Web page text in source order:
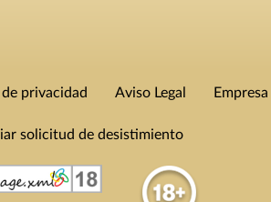
privacidad Aviso Legal Empresa
solicitud de desistimiento